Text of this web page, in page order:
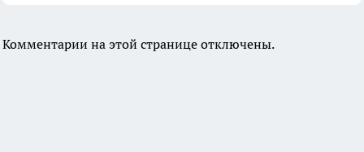
Комментарии на этой странице отключены.